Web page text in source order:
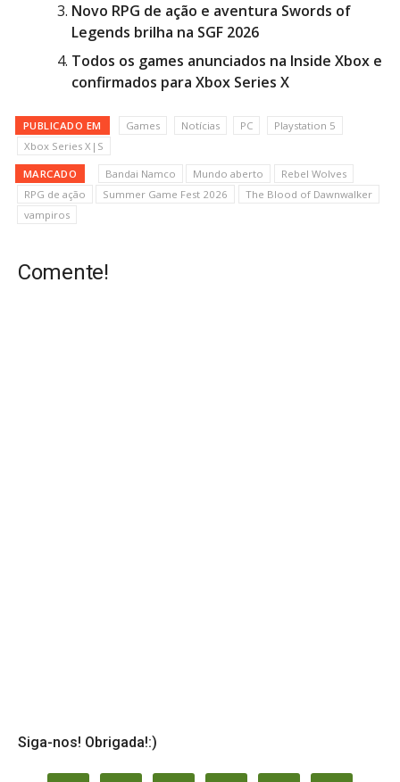
Novo RPG de ação e aventura Swords of
Legends brilha na SGF 2026
Todos os games anunciados na Inside Xbox e
confirmados para Xbox Series X
PUBLICADO EM Games Notícias PC
Playstation 5
Xbox Series X|S
MARCADO Bandai Namco Mundo aberto
Rebel Wolves
RPG de ação
Summer Game Fest 2026
The Blood of Dawnwalker
vampiros
Comente!
Siga-nos! Obrigada!:)